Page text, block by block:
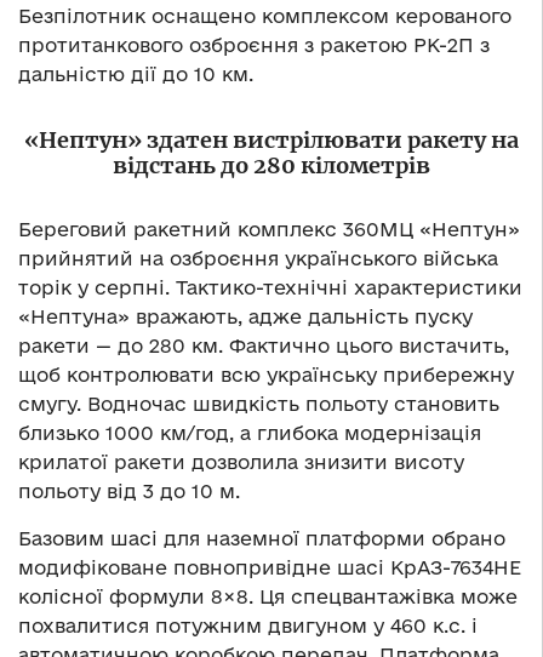
Безпілотник оснащено комплексом керованого
протитанкового озброєння з ракетою РК-2П з
дальністю дії до 10 км.
«Нептун» здатен вистрілювати ракету на
відстань до 280 кілометрів
Береговий ракетний комплекс 360МЦ «Нептун»
прийнятий на озброєння українського війська
торік у серпні. Тактико-технічні характеристики
«Нептуна» вражають, адже дальність пуску
ракети — до 280 км. Фактично цього вистачить,
щоб контролювати всю українську прибережну
смугу. Водночас швидкість польоту становить
близько 1000 км/год, а глибока модернізація
крилатої ракети дозволила знизити висоту
польоту від 3 до 10 м.
Базовим шасі для наземної платформи обрано
модифіковане повнопривідне шасі КрАЗ-7634НЕ
колісної формули 8×8. Ця спецвантажівка може
похвалитися потужним двигуном у 460 к.с. і